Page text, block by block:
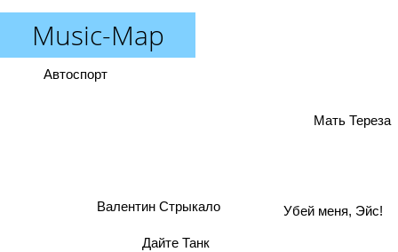
Music-Map
Дайте Танк
Валентин Стрыкало Убей меня, Эйс!
Мать Тереза
Автоспорт